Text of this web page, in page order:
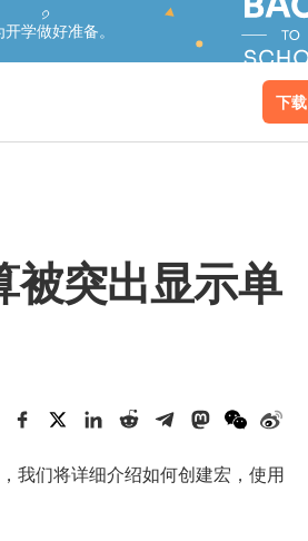
学做好准备。
下载
被突出显示单
我们将详细介绍如何创建宏，使用